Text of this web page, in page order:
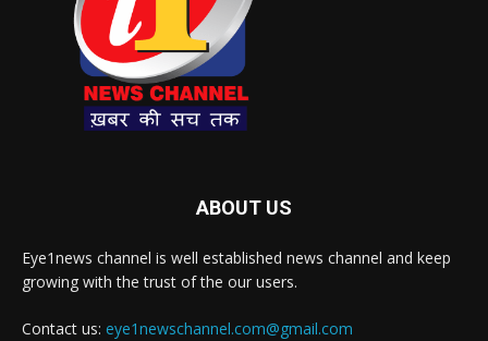
ABOUT US
Eye1news channel is well established news channel and keep
growing with the trust of the our users.
Contact us: eye1newschannel.com@gmail.com